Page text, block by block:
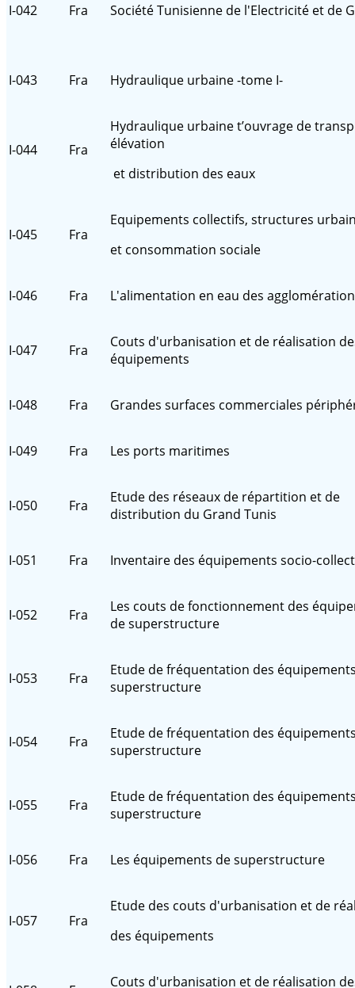
I-042 Fra Société Tunisienne de l'Electricité et de
I-043 Fra Hydraulique urbaine -tome I-
I-044 Fra
Hydraulique urbaine t’ouvrage de
élévation
et distribution des eaux
I-045 Fra
Equipements collectifs, structures
et consommation sociale
I-046 Fra L'alimentation en eau des
I-047 Fra
Couts d'urbanisation et de réalisation
équipements
I-048 Fra Grandes surfaces commerciales
I-049 Fra Les ports maritimes
I-050 Fra
Etude des réseaux de répartition et de
distribution du Grand Tunis
I-051 Fra Inventaire des équipements socio-
I-052 Fra
Les couts de fonctionnement des
de superstructure
I-053 Fra
Etude de fréquentation des
superstructure
I-054 Fra
Etude de fréquentation des
superstructure
I-055 Fra
Etude de fréquentation des
superstructure
I-056 Fra Les équipements de superstructure
I-057 Fra
Etude des couts d'urbanisation et de
des équipements
Couts d'urbanisation et de réalisation